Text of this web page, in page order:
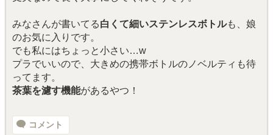
みなさんが書いてる白くて細いステンレスボトルも、娘
のお気に入りです。
でも私にはちょっと小さい…w
プラでいいので、大きめの携帯ボトルのノベルティも待
ってます。
茶葉を濾す機能があるやつ！
コメント